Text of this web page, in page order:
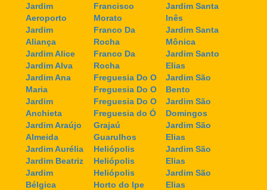
Jardim
Aeroporto
Jardim
Aliança
Jardim Alice
Jardim Alva
Jardim Ana
Maria
Jardim
Anchieta
Jardim Araújo
Almeida
Jardim Aurélia
Jardim Beatriz
Jardim
Bélgica
Francisco
Morato
Franco Da
Rocha
Franco Da
Rocha
Freguesia Do O
Freguesia Do O
Freguesia Do O
Freguesia do Ó
Grajaú
Guarulhos
Heliópolis
Heliópolis
Heliópolis
Horto do Ipe
Jardim Santa
Inês
Jardim Santa
Mônica
Jardim Santo
Elias
Jardim São
Bento
Jardim São
Domingos
Jardim São
Elias
Jardim São
Elias
Jardim São
Elias